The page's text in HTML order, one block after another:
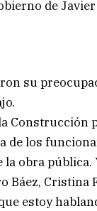
de
su
Construcción
los
obra pública.
Báez, Cristina
estoy